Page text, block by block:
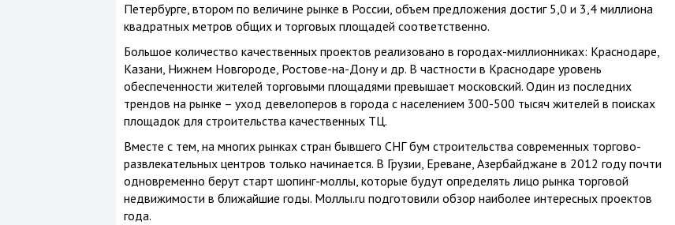
Петербурге, втором по величине рынке в России, объем предложения достиг 5,0 и 3,4 миллиона
квадратных метров общих и торговых площадей соответственно.
Большое количество качественных проектов реализовано в городах-миллионниках: Краснодаре,
Казани, Нижнем Новгороде, Ростове-на-Дону и др. В частности в Краснодаре уровень
обеспеченности жителей торговыми площадями превышает московский. Один из последних
трендов на рынке – уход девелоперов в города с населением 300-500 тысяч жителей в поисках
площадок для строительства качественных ТЦ.
Вместе с тем, на многих рынках стран бывшего СНГ бум строительства современных торгово-
развлекательных центров только начинается. В Грузии, Ереване, Азербайджане в 2012 году почти
одновременно берут старт шопинг-моллы, которые будут определять лицо рынка торговой
недвижимости в ближайшие годы. Моллы.ru подготовили обзор наиболее интересных проектов
года.